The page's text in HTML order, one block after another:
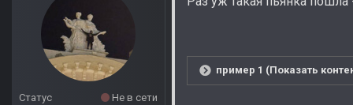
Статус
Не в сети
пример 1 (Показать